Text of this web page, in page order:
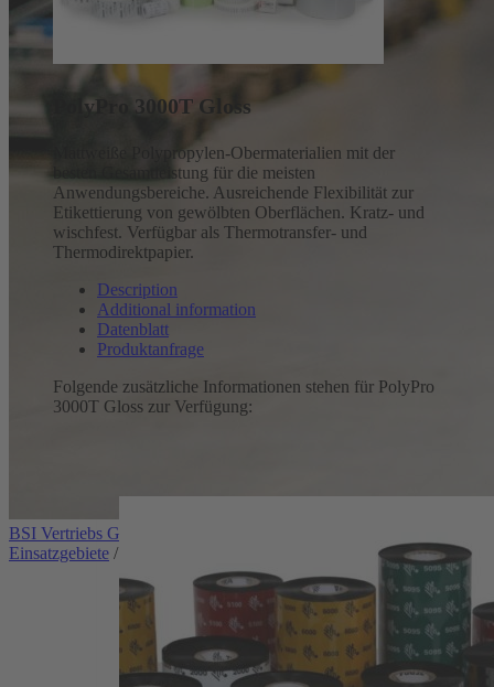
BSI Vertriebs GmbH | Automatische Identifikation für vielfältige
Einsatzgebiete /
PolyPro 3000T Gloss
Mattweiße Polypropylen-Obermaterialien mit der
besten Gesamtleistung für die meisten
Anwendungsbereiche. Ausreichende Flexibilität zur
Etikettierung von gewölbten Oberflächen. Kratz- und
wischfest. Verfügbar als Thermotransfer- und
Thermodirektpapier.
Description
Additional information
Datenblatt
Produktanfrage
Folgende zusätzliche Informationen stehen für PolyPro
3000T Gloss zur Verfügung: